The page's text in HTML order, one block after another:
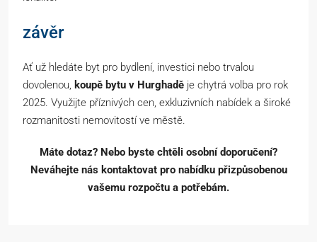
závěr
Ať už hledáte byt pro bydlení, investici nebo trvalou
dovolenou, koupě bytu v Hurghadě je chytrá volba pro rok
2025. Využijte příznivých cen, exkluzivních nabídek a široké
rozmanitosti nemovitostí ve městě.
Máte dotaz? Nebo byste chtěli osobní doporučení?
Neváhejte nás kontaktovat pro nabídku přizpůsobenou
vašemu rozpočtu a potřebám.